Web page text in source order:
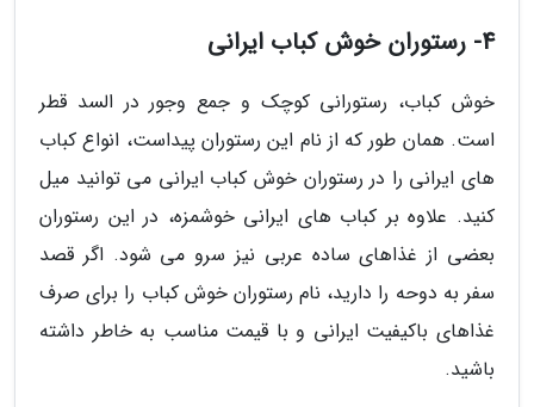
4- رستوران خوش کباب ایرانی
خوش کباب، رستورانی کوچک و جمع وجور در السد قطر
است. همان طور که از نام این رستوران پیداست، انواع کباب
های ایرانی را در رستوران خوش کباب ایرانی می توانید میل
کنید. علاوه بر کباب های ایرانی خوشمزه، در این رستوران
بعضی از غذاهای ساده عربی نیز سرو می شود. اگر قصد
سفر به دوحه را دارید، نام رستوران خوش کباب را برای صرف
غذاهای باکیفیت ایرانی و با قیمت مناسب به خاطر داشته
باشید.